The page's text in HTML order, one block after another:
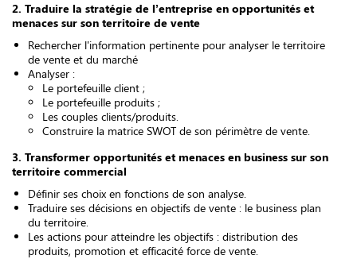
2. Traduire la stratégie de l’entreprise en opportunités et
menaces sur son territoire de vente
Rechercher l'information pertinente pour analyser le territoire
de vente et du marché
Analyser :
Le portefeuille client ;
Le portefeuille produits ;
Les couples clients/produits.
Construire la matrice SWOT de son périmètre de vente.
3. Transformer opportunités et menaces en business sur son
territoire commercial
Définir ses choix en fonctions de son analyse.
Traduire ses décisions en objectifs de vente : le business plan
du territoire.
Les actions pour atteindre les objectifs : distribution des
produits, promotion et efficacité force de vente.